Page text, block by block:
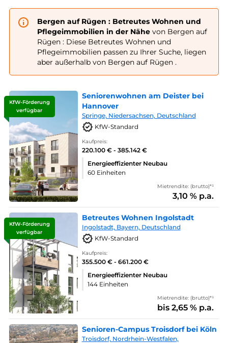
Bergen auf Rügen : Betreutes Wohnen und
Pflegeimmobilien in der Nähevon Bergen auf
Rügen : Diese Betreutes Wohnen und
Pflegeimmobilien passen zu Ihrer Suche, liegen
aber außerhalb von Bergen auf Rügen .
KfW-Förderung
verfügbar
Seniorenwohnen am Deister bei
Hannover
Springe, Niedersachsen, Deutschland
KfW-Standard
Kaufpreis:
220.100 € - 385.142 €
Energieeffizienter Neubau
60 Einheiten
Mietrendite: (brutto)*¹
3,10 % p.a.
KfW-Förderung
verfügbar
Betreutes Wohnen Ingolstadt
Ingolstadt, Bayern, Deutschland
KfW-Standard
Kaufpreis:
355.500 € - 661.200 €
Energieeffizienter Neubau
144 Einheiten
Mietrendite: (brutto)*¹
bis 2,65 % p.a.
Senioren-Campus Troisdorf bei Köln
Troisdorf, Nordrhein-Westfalen,